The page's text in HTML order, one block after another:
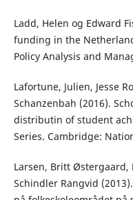
Ladd, Helen og Edward
funding in the
Policy Analysis and
Lafortune, Julien, Jesse
Schanzenbah (2016).
distributin of student
Series. Cambridge:
Larsen, Britt Østergaard,
Schindler Rangvid